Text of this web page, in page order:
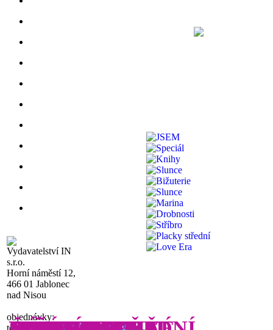
Vydavatelství IN
s.r.o.
Horní náměstí 12,
466 01 Jablonec
nad Nisou
objednávky: